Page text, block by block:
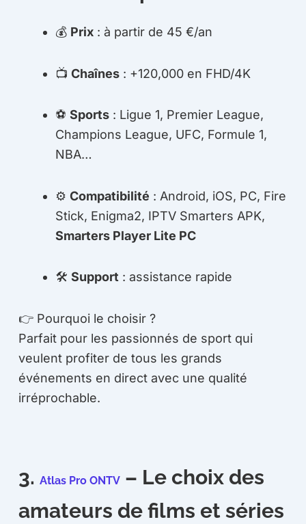
💰 Prix : à partir de 45 €/an
📺Chaînes : +120,000 en FHD/4K
⚽Sports : Ligue 1, Premier League,
Champions League, UFC, Formule 1,
NBA…
⚙️Compatibilité : Android, iOS, PC, Fire
Stick, Enigma2, IPTV Smarters APK,
Smarters Player Lite PC
🛠Support : assistance rapide
👉 Pourquoi le choisir ?
Parfait pour les passionnés de sport qui
veulent profiter de tous les grands
événements en direct avec une qualité
irréprochable.
3.Atlas Pro ONTV – Le choix des
amateurs de films et séries